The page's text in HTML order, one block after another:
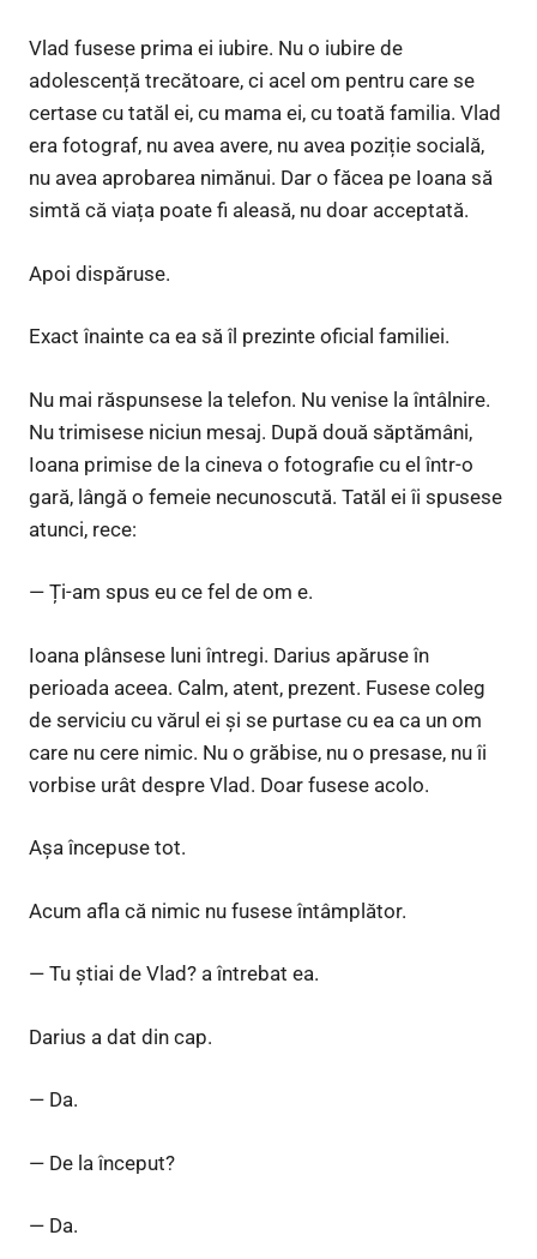
Vlad fusese prima ei iubire. Nu o iubire de
adolescență trecătoare, ci acel om pentru care se
certase cu tatăl ei, cu mama ei, cu toată familia. Vlad
era fotograf, nu avea avere, nu avea poziție socială,
nu avea aprobarea nimănui. Dar o făcea pe Ioana să
simtă că viața poate fi aleasă, nu doar acceptată.
Apoi dispăruse.
Exact înainte ca ea să îl prezinte oficial familiei.
Nu mai răspunsese la telefon. Nu venise la întâlnire.
Nu trimisese niciun mesaj. După două săptămâni,
Ioana primise de la cineva o fotografie cu el într-o
gară, lângă o femeie necunoscută. Tatăl ei îi spusese
atunci, rece:
— Ți-am spus eu ce fel de om e.
Ioana plânsese luni întregi. Darius apăruse în
perioada aceea. Calm, atent, prezent. Fusese coleg
de serviciu cu vărul ei și se purtase cu ea ca un om
care nu cere nimic. Nu o grăbise, nu o presase, nu îi
vorbise urât despre Vlad. Doar fusese acolo.
Așa începuse tot.
Acum afla că nimic nu fusese întâmplător.
— Tu știai de Vlad? a întrebat ea.
Darius a dat din cap.
— Da.
— De la început?
— Da.